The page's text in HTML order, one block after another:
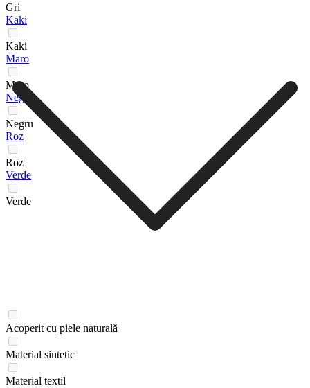
Gri
Kaki
Kaki
Maro
Maro
Negru
Negru
Roz
Roz
Verde
Verde
Acoperit cu piele naturală
Material sintetic
Material textil